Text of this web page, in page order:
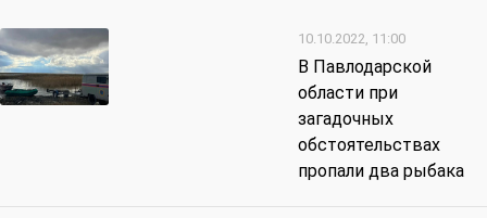
10.10.2022, 11:00
В Павлодарской
области при
загадочных
обстоятельствах
пропали два рыбака